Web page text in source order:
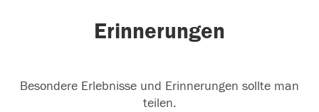
Erinnerungen
Besondere Erlebnisse und Erinnerungen sollte man
teilen.